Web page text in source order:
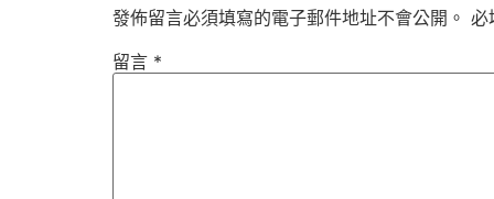
發佈留言必須填寫的電子郵件地址不會公開。 必
留言 *